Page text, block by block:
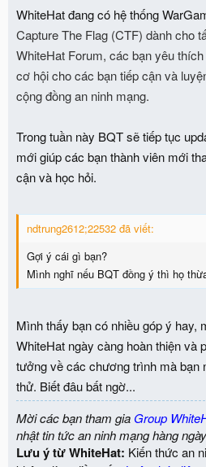
tác cộng đồng thì cũng khó học lắm)
cho vui.
Nếu kết quả tốt thì mình nghĩ lợi ích
đầu tư ban đầu !!!
WhiteHat đang có hệ thống
Capture The Flag (CTF) dành cho
WhiteHat Forum, các bạn yêu
cơ hội cho các bạn tiếp cận và
cộng đồng an ninh mạng.
Trong tuần này BQT sẽ tiếp tục
mới giúp các bạn thành viên mới
cận và học hỏi.
ndtrung2612;22532 đã viết:
Gợi ý cái gì bạn?
Mình nghĩ nếu BQT đồng ý thì họ
Mình thấy bạn có nhiều góp ý hay,
WhiteHat ngày càng hoàn thiện và
tưởng về các chương trình mà bạn
thử. Biết đâu bất ngờ...
Mời các bạn tham gia Group
nhật tin tức an ninh mạng hàng
Lưu ý từ WhiteHat: Kiến thức an